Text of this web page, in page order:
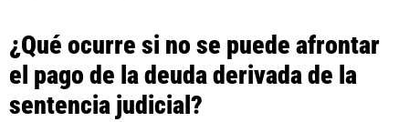
¿Qué ocurre si no se puede afrontar
el pago de la deuda derivada de la
sentencia judicial?